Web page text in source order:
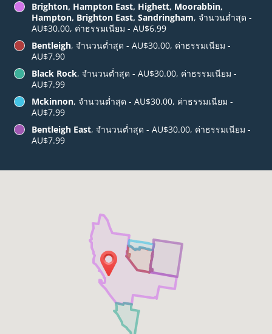
Brighton, Hampton East, Highett, Moorabbin,
Hampton, Brighton East, Sandringham, จำนวนต่ำสุด -
AU$30.00, ค่าธรรมเนียม - AU$6.99
Bentleigh, จำนวนต่ำสุด - AU$30.00, ค่าธรรมเนียม -
AU$7.90
Black Rock, จำนวนต่ำสุด - AU$30.00, ค่าธรรมเนียม -
AU$7.99
Mckinnon, จำนวนต่ำสุด - AU$30.00, ค่าธรรมเนียม -
AU$7.99
Bentleigh East, จำนวนต่ำสุด - AU$30.00, ค่าธรรมเนียม -
AU$7.99